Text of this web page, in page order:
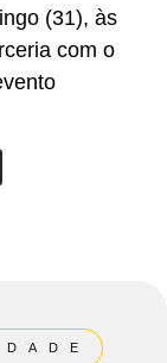
(31), às
com o